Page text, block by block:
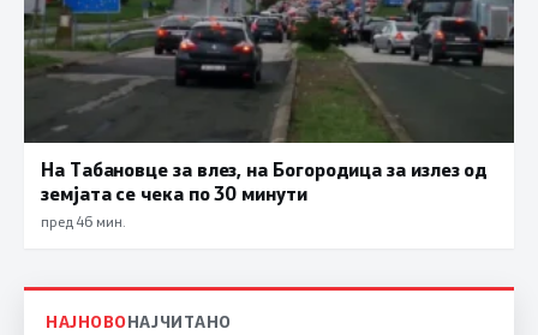
На Табановце за влез, на Богородица за излез од
земјата се чека по 30 минути
пред 46 мин.
НАЈНОВОНАЈЧИТАНО